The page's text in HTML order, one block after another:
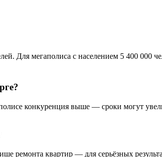
Для мегаполиса с населением 5 400 000
конкуренция выше — сроки могут
ремонта квартир — для серьёзных